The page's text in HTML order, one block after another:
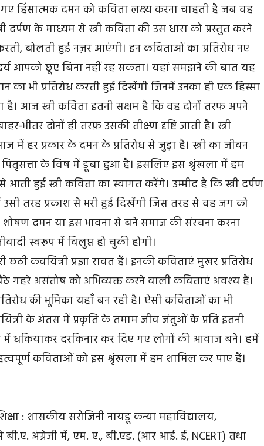
हिंसात्मक दमन को कविता लक्ष्य करना चाहती है जब वह
दर्पण के माध्यम से स्त्री कविता की उस धारा को प्रस्तुत करने
बोलती हुई नज़र आएंगी। इन कविताओं का प्रतिरोध नए
आपको छूए बिना नहीं रह सकता। यहां समझने की बात यह
का भी प्रतिरोध करती हुई दिखेंगी जिनमें उनका ही एक हिस्सा
है। आज स्त्री कविता इतनी सक्षम है कि वह दोनों तरफ अपने
भीतर दोनों ही तरफ़ उसकी तीक्ष्ण दृष्टि जाती है। स्त्री
में हर प्रकार के दमन के प्रतिरोध से जुड़ा है। स्त्री का जीवन
के विष में डूबा हुआ है। इसलिए इस श्रृंखला में हम
हुई स्त्री कविता का स्वागत करेंगे। उम्मीद है कि स्त्री दर्पण
में उसी तरह प्रकाश से भरी हुई दिखेंगी जिस तरह से वह जग को
शोषण दमन या इस भावना से बने समाज की संरचना करना
स्वरूप में विलुप्त हो चुकी होगी।
छठी कवयित्री प्रज्ञा रावत हैं। इनकी कविताएं मुखर प्रतिरोध
गहरे असंतोष को अभिव्यक्त करने वाली कविताएं अवश्य हैं।
की भूमिका यहाँ बन रही है। ऐसी कविताओं का भी
के अंतस में प्रकृति के तमाम जीव जंतुओं के प्रति इतनी
धकियाकर दरकिनार कर दिए गए लोगों की आवाज बने। हमें
कविताओं को इस श्रृंखला में हम शामिल कर पाए हैं।
: शासकीय सरोजिनी नायडू कन्या महाविद्यालय,
बी.ए. अंग्रेजी में, एम. ए., बी.एड. (आर आई. ई, NCERT) तथा